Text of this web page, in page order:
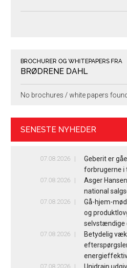
BROCHURER OG WHITEPAPERS FRA
BRØDRENE DAHL
No brochures / white papers
SENESTE NYHEDER
07.08.2026
Geberit er
forbrugerne i
07.08.2026
Asger
national
07.08.2026
Gå-hjem-
og
selvstændige
07.08.2026
Betydelig
07.08.2026
Unidrain